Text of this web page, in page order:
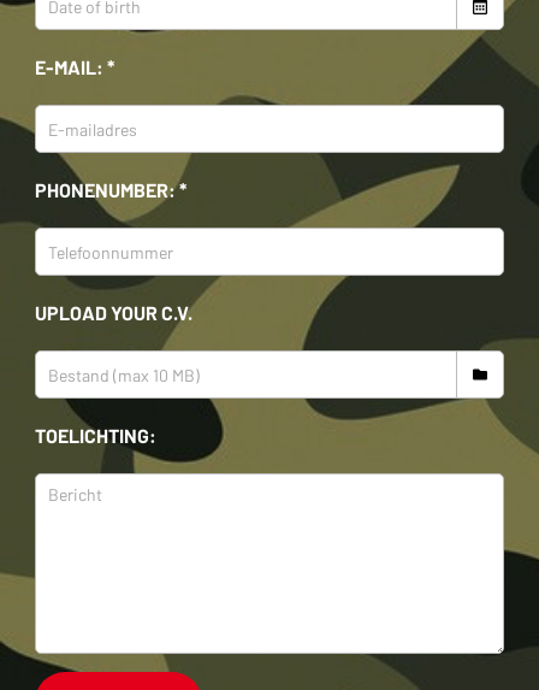
E-MAIL: *
PHONENUMBER: *
UPLOAD YOUR C.V.
TOELICHTING: